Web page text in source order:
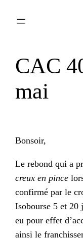
CAC
mai
Bonsoir,
Le rebond qui a
creux en pince
confirmé par le
Isobourse 5 et 20
eu pour effet
ainsi le